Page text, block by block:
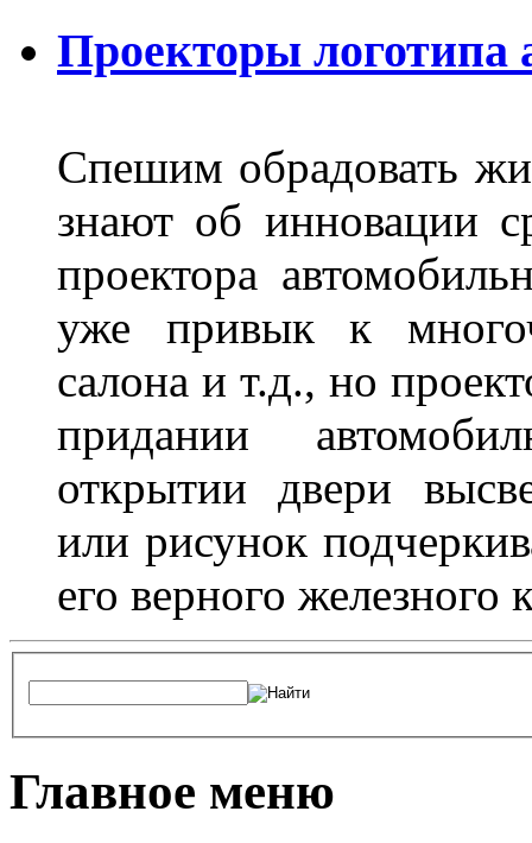
Проекторы логотипа
Спешим обрадовать
знают об инновации
проектора
уже привык к
салона и т.д., но
придании
открытии двери
или рисунок
его верного железного
Главное меню